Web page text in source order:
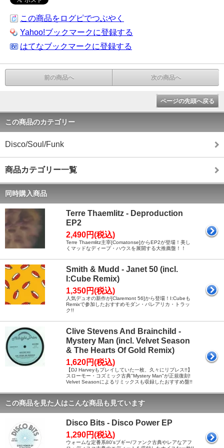
この商品をログピでつぶやく
Yahoo!ブックマークに登録する
はてなブックマークに登録する
前の商品へ 次の商品へ
ページの先頭へ戻る
この商品のカテゴリー
Disco/Soul/Funk
商品カテゴリー一覧
同時購入商品
Terre Thaemlitz - Deproduction
EP2
2,490円(税込)
Terre Thaemlitz主宰[Comatonse]からEP2が登場！美し
くマッドなディープ・ハウスを展開する大推薦盤！！
Smith & Mudd - Janet 50 (incl.
I:Cube Remix)
1,350円(税込)
人気デュオの新作が[Claremont 56]から登場！I:Cubeも
Remixで参加したおすすめモダン・バレアリカ・トラッ
ク!!
Clive Stevens And Brainchild -
Mystery Man (incl. Velvet Season
& The Hearts Of Gold Remix)
1,620円(税込)
【DJ Harveyもプレイしていた一枚、久々にリプレス!!】
スローモー・コズミック古典"Mystery Man"が正規復刻!
Velvet Seasonによるリミックスも収録したおすすめ盤!!
この商品を見た人はこんな商品も見ています
Disco Bits - Disco Power EP
1,290円(税込)
ウォームな定番系80'sブギー/ファンク古典やレアなアフ